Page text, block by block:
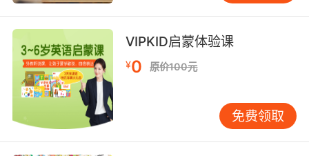
第一部分：孩子阅读的兴趣到底在哪？
【问题一：如何培养孩子的阅读兴趣】
VIPKID启蒙体验课
¥0 原价100元
免费领取